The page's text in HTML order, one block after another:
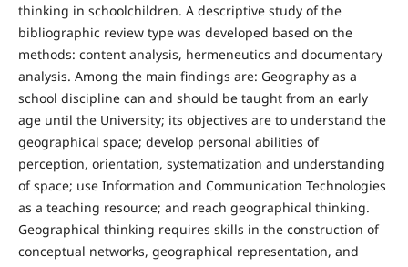
thinking in schoolchildren. A descriptive study of the
bibliographic review type was developed based on the
methods: content analysis, hermeneutics and documentary
analysis. Among the main findings are: Geography as a
school discipline can and should be taught from an early
age until the University; its objectives are to understand the
geographical space; develop personal abilities of
perception, orientation, systematization and understanding
of space; use Information and Communication Technologies
as a teaching resource; and reach geographical thinking.
Geographical thinking requires skills in the construction of
conceptual networks, geographical representation, and